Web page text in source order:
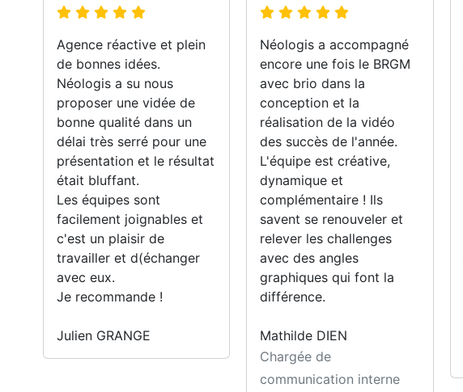
Agence réactive et plein
de bonnes idées.
Néologis a su nous
proposer une vidée de
bonne qualité dans un
délai très serré pour une
présentation et le résultat
était bluffant.
Les équipes sont
facilement joignables et
c'est un plaisir de
travailler et d(échanger
avec eux.
Je recommande !
Julien GRANGE
Néologis a accompagné
encore une fois le BRGM
avec brio dans la
conception et la
réalisation de la vidéo
des succès de l'année.
L'équipe est créative,
dynamique et
complémentaire ! Ils
savent se renouveler et
relever les challenges
avec des angles
graphiques qui font la
différence.
Mathilde DIEN
Chargée de
communication interne